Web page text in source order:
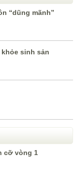
“dũng mãnh”
sinh sản
cỡ vòng 1